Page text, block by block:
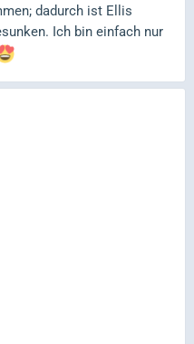
dadurch ist Ellis
Ich bin einfach nur